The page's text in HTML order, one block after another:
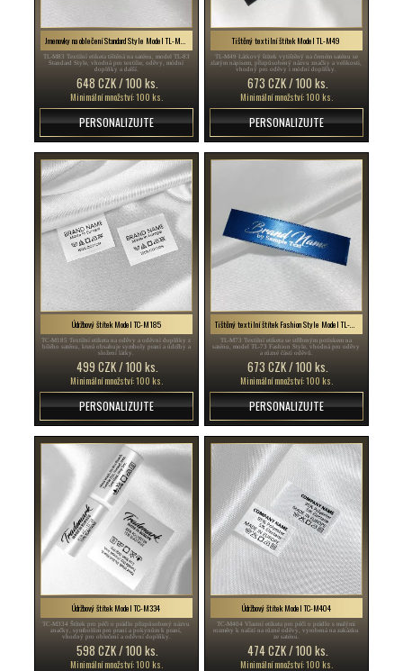
Jmenovky na oblečení Standard Style Model TL-M83
TL-M83 Textilní etiketa tištěná na saténu, model TL-83
Standard Style, vhodná pro textilie, oděvy, módní
doplňky a další.
648 CZK / 100 ks.
Minimální množství: 100 ks.
PERSONALIZUJTE
Tištěný textilní štítek Model TL-M49
TL-M49 Látkový štítek vytištěný na černém saténu se
zlatým nápisem, přizpůsobený názvu značky a velikosti,
vhodný pro oděvy i módní doplňky.
673 CZK / 100 ks.
Minimální množství: 100 ks.
PERSONALIZUJTE
Údržbový štítek Model TC-M185
TC-M185 Textilní etiketa na oděvy a oděvní doplňky z
bílého saténu, která obsahuje symboly praní a údržby a
složení látky.
499 CZK / 100 ks.
Minimální množství: 100 ks.
PERSONALIZUJTE
TL-M73 Textilní etiketa se stříbrným potiskem na
saténu, model TL-73 Fashion Style, vhodná pro oděvy
a různé části oděvů.
673 CZK / 100 ks.
Minimální množství: 100 ks.
PERSONALIZUJTE
Údržbový štítek Model TC-M334
TC-M334 Štítek pro péči o prádlo přizpůsobený názvu
značky, symbolům pro praní a pokynům k praní,
vhodný pro oblečení a oděvní doplňky.
598 CZK / 100 ks.
Minimální množství: 100 ks.
Údržbový štítek Model TC-M404
TC-M404 Vlastní etiketa pro péči o prádlo s malými
rozměry k našití na různé oděvy, vyrobená na zakázku
ze saténu.
474 CZK / 100 ks.
Minimální množství: 100 ks.